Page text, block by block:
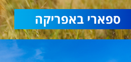
ספארי באפריקה